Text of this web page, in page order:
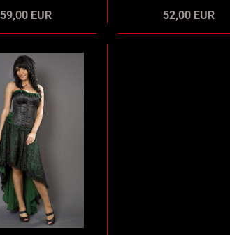
59,00 EUR 52,00 EUR